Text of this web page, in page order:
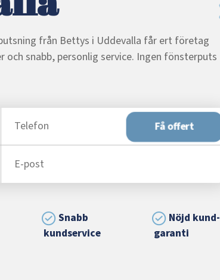
från Bettys i Uddevalla får ert företag
och snabb, personlig service. Ingen fönsterputs
Få offert
Snabb
kundservice
Nöjd kund-
garanti